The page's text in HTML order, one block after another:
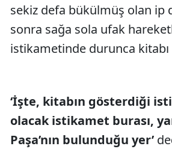
sekiz defa bükülmüş olan ip
sonra sağa sola ufak
istikametinde durunca
‘İşte, kitabın gösterdiği
olacak istikamet burası,
Paşa’nın bulunduğu yer’